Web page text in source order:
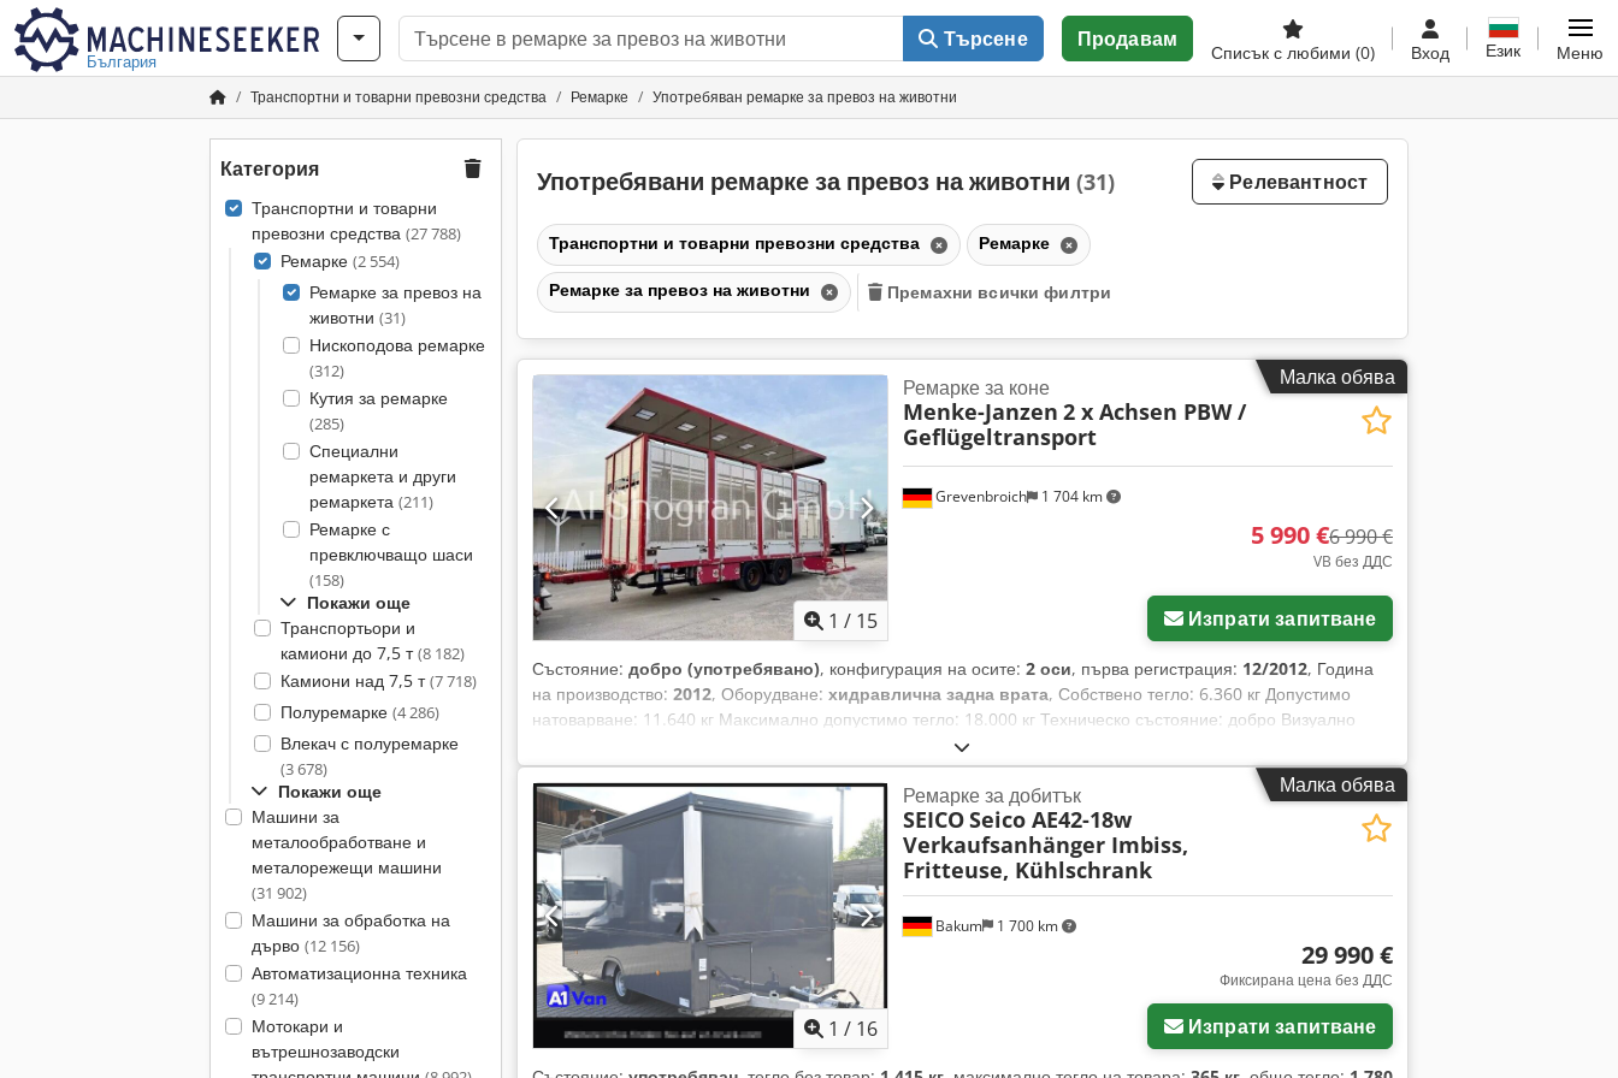
България
Търсене Продавам
Списък с любими (0) Вход Език Меню
Транспортни и товарни превозни средства Ремарке Употребяван ремарке за превоз на животни
Категория
Транспортни и товарни
превозни средства (27 788)
Ремарке (2 554)
Ремарке за превоз на
животни (31)
Нископодова ремарке
(312)
Кутия за ремарке
(285)
Специални
ремаркета и други
ремаркета (211)
Ремарке с
превключващо шаси
(158)
Покажи още
Транспортьори и
камиони до 7,5 т(8 182)
Камиони над 7,5 т(7 718)
Полуремарке (4 286)
Влекач с полуремарке
(3 678)
Покажи още
Машини за
металообработване и
металорежещи машини
(31 902)
Машини за обработка на
дърво (12 156)
Автоматизационна техника
(9 214)
Мотокари и
вътрешнозаводски
Употребявани ремарке за превоз на животни (31) Релевантност
Транспортни и товарни превозни средства Ремарке
Ремарке за превоз на животни Премахни всички филтри
Малка обява
1 / 15
Grevenbroich 1 704 km
Ремарке за коне
Menke-Janzen 2 x Achsen PBW /
Geflügeltransport
5 990 €6 990 €
VB без ДДС
Изпрати запитване
Състояние: добро (употребявано), конфигурация на осите: 2 оси, първа регистрация: 12/2012, Година
на производство: 2012, Оборудване: хидравлична задна врата, Собствено тегло: 6.360 кг Допустимо
натоварване: 11.640 кг Максимално допустимо тегло: 18.000 кг Техническо състояние: добро Визуално
състояние: добро Гаранция: Не носим отговорност за печатни и правописни грешки, промени,
предварителна продажба и грешки! Свържете се с Емад Ал Шогран за повече информация. Номер на
превозното средство: Ремарке. 07 Menke-Janzen / 2 оси PBW / тандем / транспорт на домашни птици
Серия №: W09W01CWJ16455 ГТП: 03.2025 - СП: 09.2024 Собствено тегло: 6360 кг Общо тегло: 18.000 кг =
Информация за фирмата = Не носим отговорност за печатни и правописни грешки, промени,
предварителна продажба и грешки! Al Shogran GmbH An der Glashütte 15 41516 Grevenbroich
Crjdjxhcyaepfx Apnef Тел.: Мобилен: Госпожа Сабине Фауст Имейл.
Малка обява
1 / 16
Bakum 1 700 km
Ремарке за добитък
SEICOSeico AE42-18w
Verkaufsanhänger Imbiss,
Fritteuse, Kühlschrank
29 990 €
Фиксирана цена без ДДС
Изпрати запитване